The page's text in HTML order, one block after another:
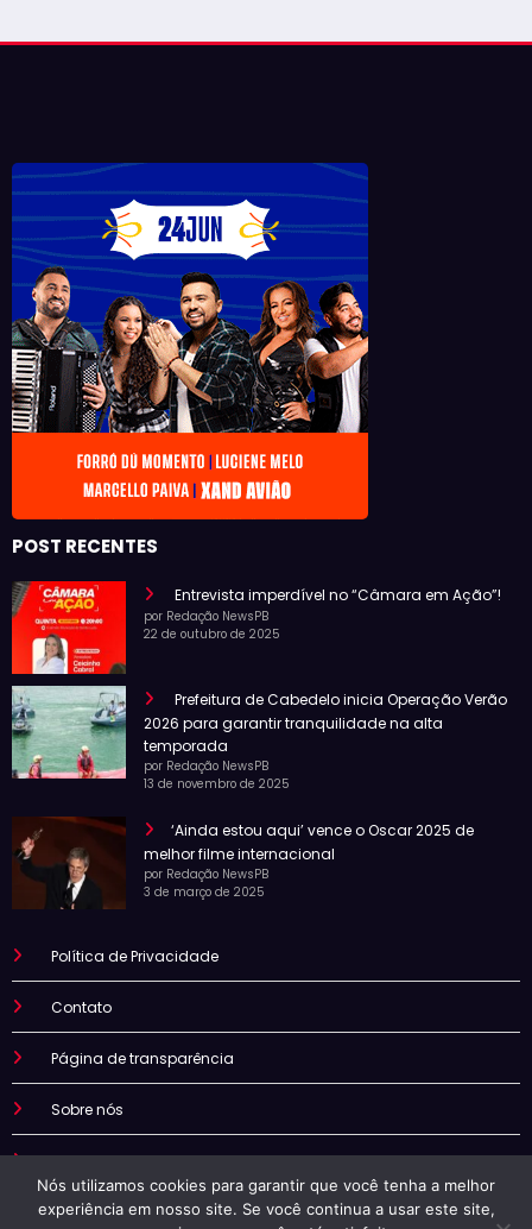
POST RECENTES
Entrevista imperdível no “Câmara em Ação”!
por Redação NewsPB
22 de outubro de 2025
Prefeitura de Cabedelo inicia Operação Verão
2026 para garantir tranquilidade na alta
temporada
por Redação NewsPB
13 de novembro de 2025
‘Ainda estou aqui’ vence o Oscar 2025 de
melhor filme internacional
por Redação NewsPB
3 de março de 2025
Política de Privacidade
Contato
Página de transparência
Sobre nós
Termo de uso
Nós utilizamos cookies para garantir que você tenha a melhor
experiência em nosso site. Se você continua a usar este site,